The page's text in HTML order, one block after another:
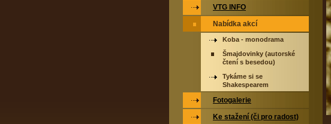
VTG INFO
Nabídka akcí
Koba - monodrama
Šmajdovinky (autorské
čtení s besedou)
Tykáme si se
Shakespearem
Fotogalerie
Ke stažení (či pro radost)